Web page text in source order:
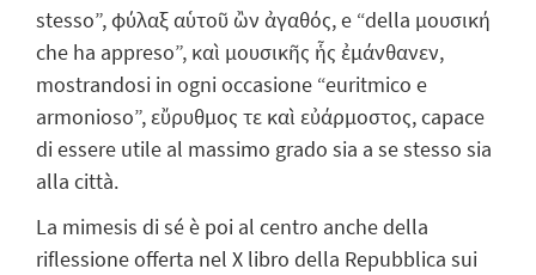
stesso”, φύλαξ αὑτοῦ ὢν ἀγαθός, e “della μουσική
che ha appreso”, καὶ μουσικῆς ἧς ἐμάνθανεν,
mostrandosi in ogni occasione “euritmico e
armonioso”, εὔρυθμος τε καὶ εὐάρμοστος, capace
di essere utile al massimo grado sia a se stesso sia
alla città.
La mimesis di sé è poi al centro anche della
riflessione offerta nel X libro della Repubblica sui